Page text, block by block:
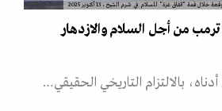
قمة "اتفاق غزة" للسلام في شرم الشيخ، 13 أكتوبر 2025
من أجل السلام والازدهار
بالالتزام التاريخي الحقيقي…